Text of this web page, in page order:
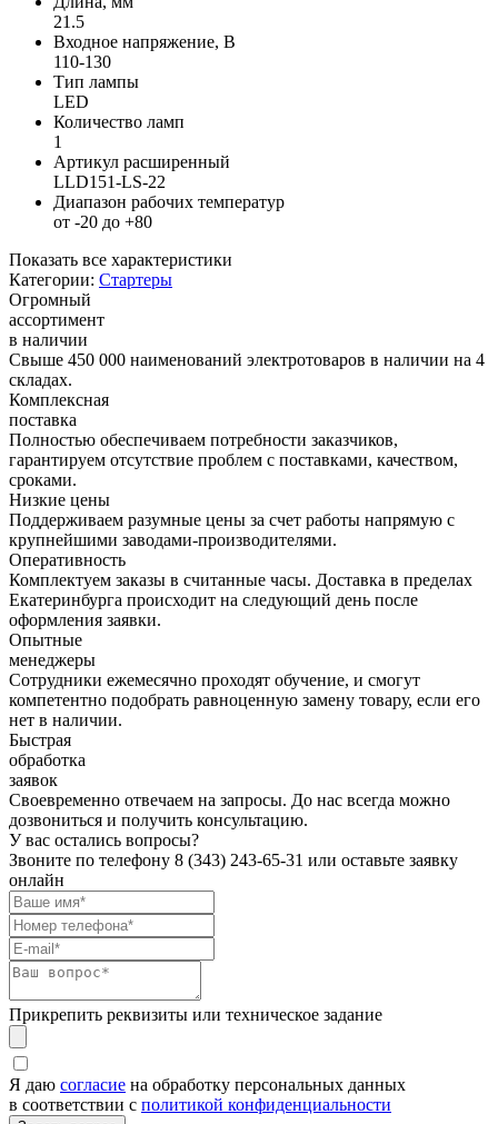
21.5
Входное напряжение, В
110-130
Тип лампы
LED
Количество ламп
1
Артикул расширенный
LLD151-LS-22
Диапазон рабочих температур
от -20 до +80
Показать все характеристики
Категории: Стартеры
Огромный
ассортимент
в наличии
Свыше 450 000 наименований электротоваров в наличии на 4
складах.
Комплексная
поставка
Полностью обеспечиваем потребности заказчиков,
гарантируем отсутствие проблем с поставками, качеством,
сроками.
Низкие цены
Поддерживаем разумные цены за счет работы напрямую с
крупнейшими заводами-производителями.
Оперативность
Комплектуем заказы в считанные часы. Доставка в пределах
Екатеринбурга происходит на следующий день после
оформления заявки.
Опытные
менеджеры
Сотрудники ежемесячно проходят обучение, и смогут
компетентно подобрать равноценную замену товару, если его
нет в наличии.
Быстрая
обработка
заявок
Своевременно отвечаем на запросы. До нас всегда можно
дозвониться и получить консультацию.
У вас остались вопросы?
Звоните по телефону 8 (343) 243-65-31 или оставьте заявку
онлайн
Прикрепить реквизиты или техническое задание
Я даю согласие на обработку персональных данных
в соответствии с политикой конфиденциальности